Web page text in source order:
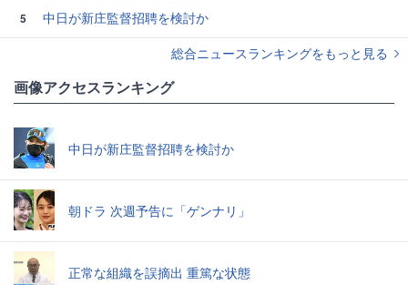
5
中日が新庄監督招聘を検討か
総合ニュースランキングをもっと見る
画像アクセスランキング
中日が新庄監督招聘を検討か
朝ドラ 次週予告に「ゲンナリ」
正常な組織を誤摘出 重篤な状態